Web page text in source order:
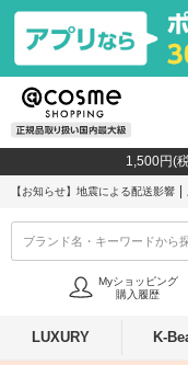
1,500円(
【お知らせ】 地震による配送影響
ブランド名・キーワードから
Myショッピング
購入履歴
LUXURY K-